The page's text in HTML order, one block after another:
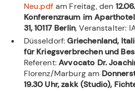
Neu.pdf am Freitag, den
Konferenzraum im
31, 10117 Berlin, Veranstalter:
Düsseldorf:Griechenland,
für Kriegsverbrechen und
Referent:Avvocato Dr.
Florenz/Marburgam
19.30 Uhr, zakk (Studio),